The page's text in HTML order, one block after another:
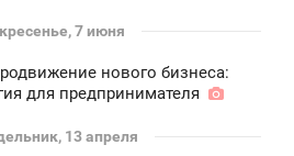
7 июня
нового бизнеса:
для предпринимателя
13 апреля